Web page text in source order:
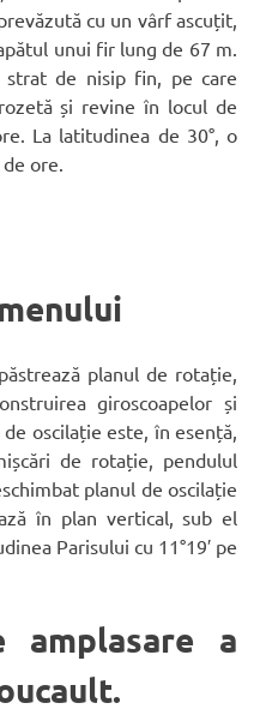
cu un vârf ascuțit,
unui fir lung de 67 m.
strat de nisip fin, pe care
și revine în locul de
La latitudinea de 30°, o
ore.
planul de rotație,
giroscoapelor și
oscilație este, în esență,
de rotație, pendulul
planul de oscilație
în plan vertical, sub el
Parisului cu 11°19′ pe
a